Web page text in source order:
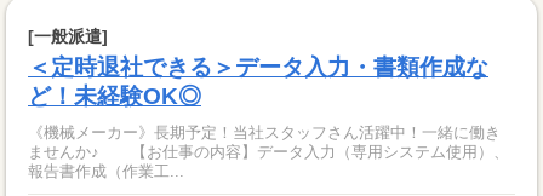
[一般派遣]
＜定時退社できる＞データ入力・書類作成な
ど！未経験OK◎
《機械メーカー》長期予定！当社スタッフさん活躍中！一緒に働き
ませんか♪ 【お仕事の内容】データ入力（専用システム使用）、
報告書作成（作業工...